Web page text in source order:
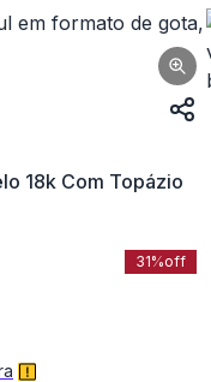
18k Com Topázio
31%off